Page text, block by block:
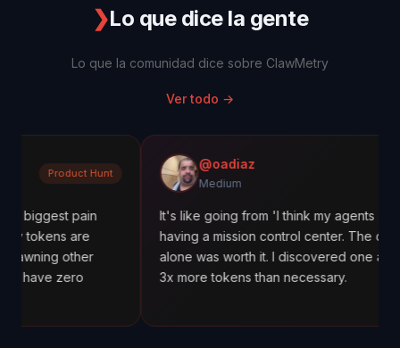
❯Lo que dice la gente
Lo que la comunidad dice sobre ClawMetry
Ver todo →
pain
@oadiaz
Medium
It's like going from 'I think my agents are working' to
having a mission control center. The cost tracking
alone was worth it. I discovered one agent was
3x more tokens than necessary.